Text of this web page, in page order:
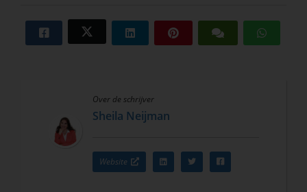
Over de schrijver
Sheila Neijman
Website